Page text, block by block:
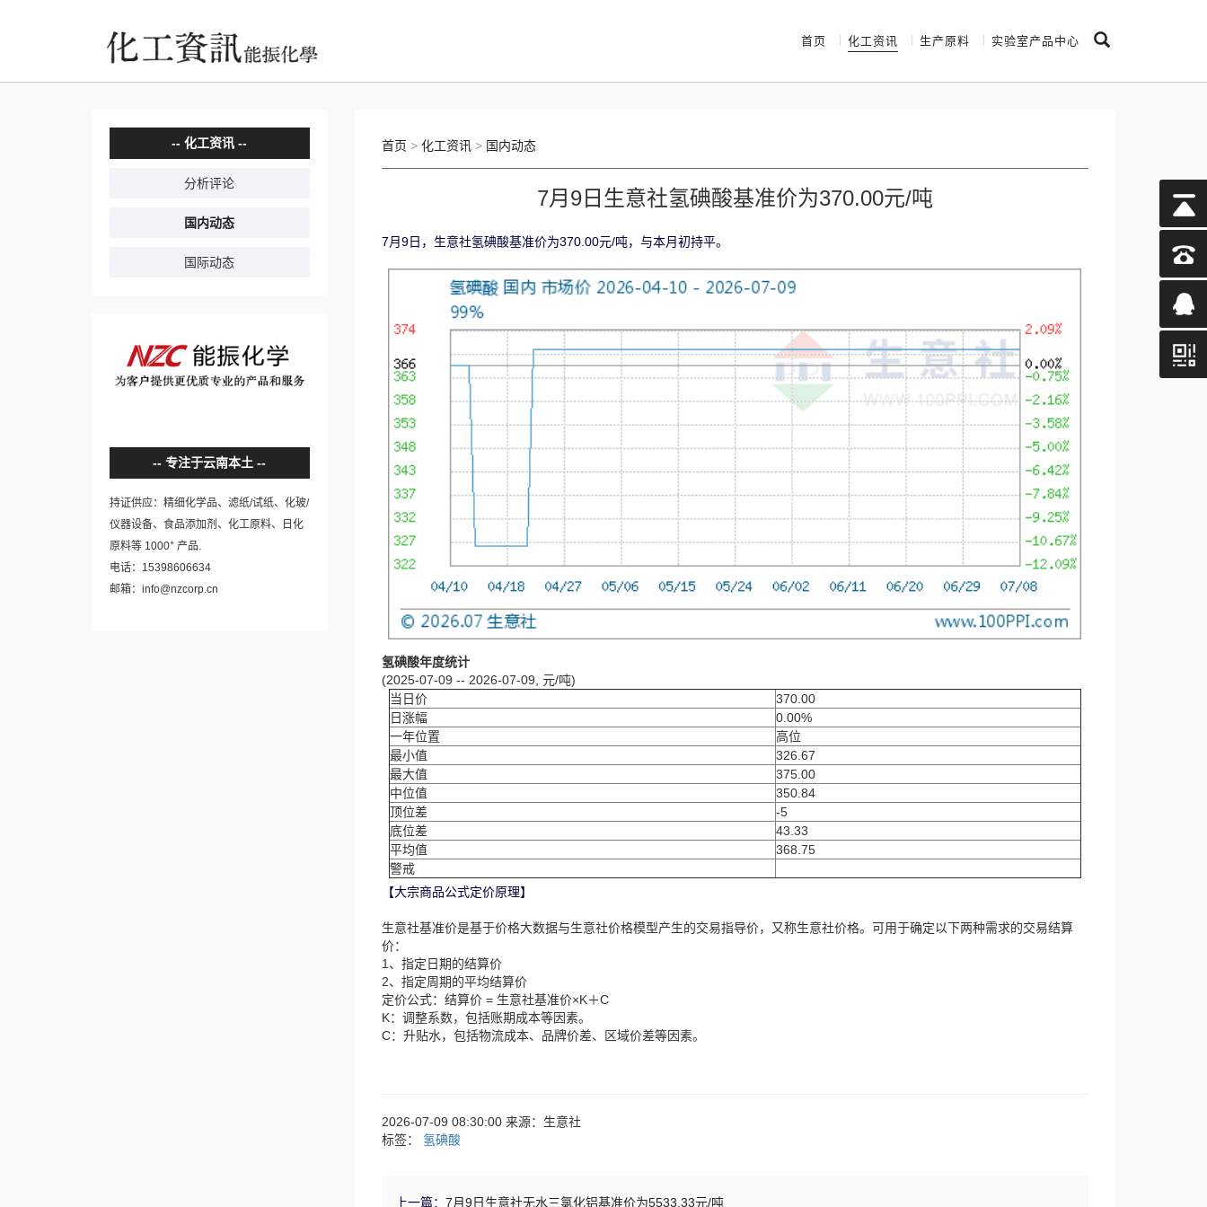
首页 化工资讯 生产原料 实验室产品中心
化工资讯
分析评论
国内动态
国际动态
专注于云南本土
持证供应：精细化学品、滤纸/试纸、化玻/
仪器设备、食品添加剂、化工原料、日化
原料等 1000+ 产品.
电话：15398606634
邮箱：info@nzcorp.cn
首页 > 化工资讯> 国内动态
7月9日生意社氢碘酸基准价为370.00元/吨
7月9日，生意社氢碘酸基准价为370.00元/吨，与本月初持平。
氢碘酸年度统计
(2025-07-09 -- 2026-07-09, 元/吨)
当日价
370.00
日涨幅
0.00%
一年位置
高位
最小值
326.67
最大值
375.00
中位值
350.84
顶位差
-5
底位差
43.33
平均值
368.75
警戒
【大宗商品公式定价原理】
生意社基准价是基于价格大数据与生意社价格模型产生的交易指导价，又称生意社价格。可用于确定以下两种需求的交易结算
价：
1、指定日期的结算价
2、指定周期的平均结算价
定价公式：结算价 = 生意社基准价×K＋C
K：调整系数，包括账期成本等因素。
C：升贴水，包括物流成本、品牌价差、区域价差等因素。
2026-07-09 08:30:00 来源：生意社
标签： 氢碘酸
上一篇： 7月9日生意社无水三氯化铝基准价为5533.33元/吨